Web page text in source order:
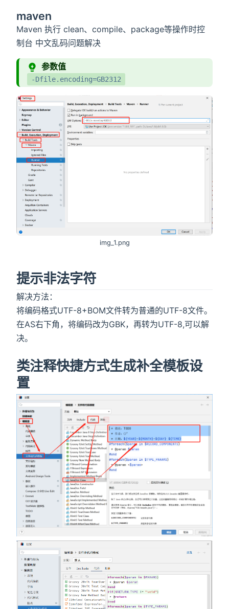
maven
Maven 执行 clean、compile、package等操作时控
制台 中文乱码问题解决
参数值
-Dfile.encoding=GB2312
img_1.png
提示非法字符
解决方法：
将编码格式UTF-8+BOM文件转为普通的UTF-8文件。
在AS右下角，将编码改为GBK，再转为UTF-8,可以解
决。
类注释快捷方式生成补全模板设
置